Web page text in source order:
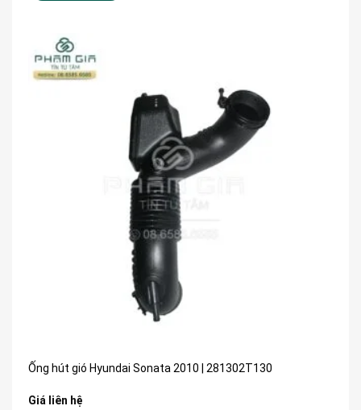
Ống hút gió Hyundai Sonata 2010 | 281302T130
Giá liên hệ